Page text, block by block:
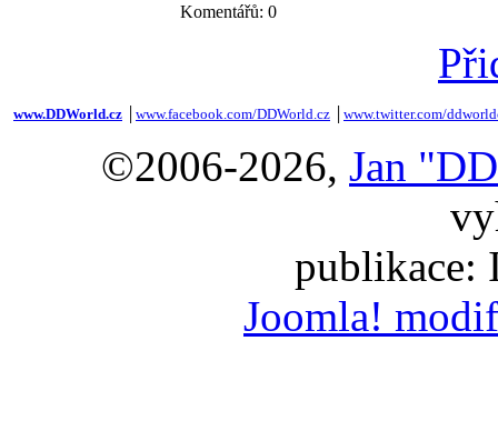
Komentářů: 0
www.DDWorld.cz www.facebook.com/DDWorld.cz www.twitter.com/
©2006-2026, Jan
publikace:
Joomla!